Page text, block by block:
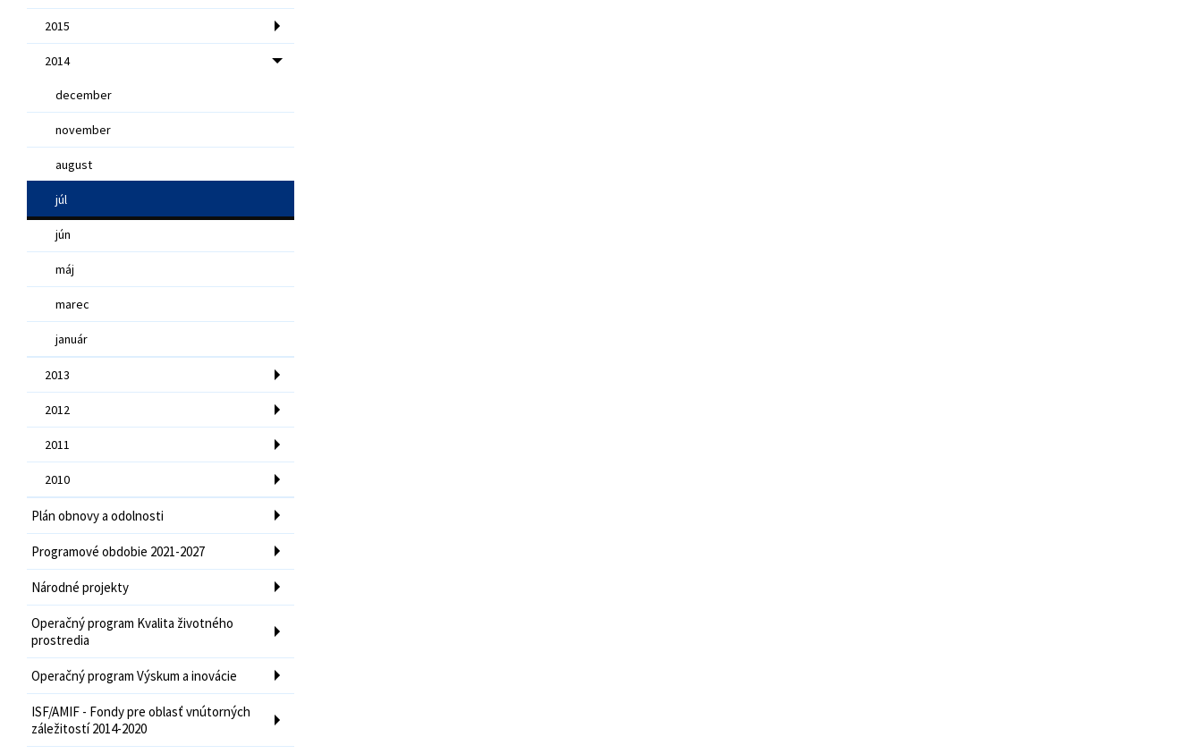
2015
2014
december
november
august
júl
jún
máj
marec
január
2013
2012
2011
2010
Plán obnovy a odolnosti
Programové obdobie 2021-2027
Národné projekty
Operačný program Kvalita životného
prostredia
Operačný program Výskum a inovácie
ISF/AMIF - Fondy pre oblasť vnútorných
záležitostí 2014-2020